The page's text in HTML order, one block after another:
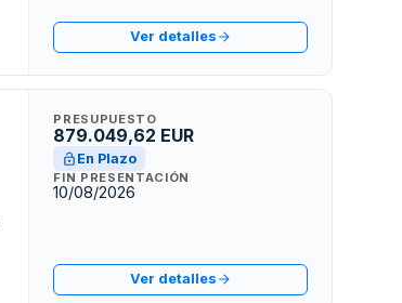
Ver detalles
PRESUPUESTO
879.049,62 EUR
En Plazo
FIN PRESENTACIÓN
10/08/2026
Ver detalles